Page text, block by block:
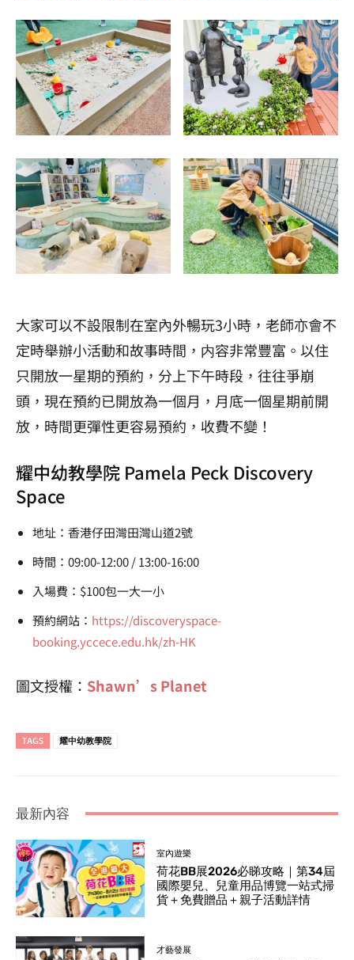
大家可以不設限制在室內外暢玩3小時，老師亦會不
定時舉辦小活動和故事時間，内容非常豐富。以住
只開放一星期的預約，分上下午時段，往往爭崩
頭，現在預約已開放為一個月，月底一個星期前開
放，時間更彈性更容易預約，收費不變！
耀中幼教學院 Pamela Peck Discovery
Space
地址：香港仔田灣田灣山道2號
時間：09:00-12:00 / 13:00-16:00
入場費：$100包一大一小
預約網站： https://discoveryspace-
booking.yccece.edu.hk/zh-HK
圖文授權： Shawn’s Planet
TAGS 耀中幼教學院
最新內容
室內遊樂
荷花BB展2026必睇攻略｜第34屆
國際嬰兒、兒童用品博覽一站式掃
貨＋免費贈品＋親子活動詳情
才藝發展